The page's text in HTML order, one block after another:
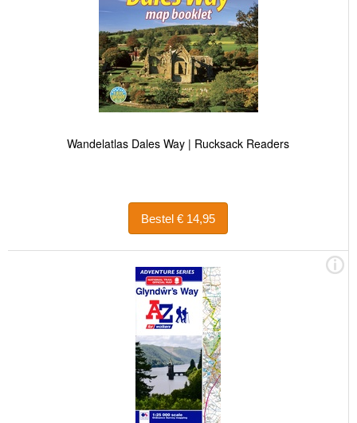
Wandelatlas Dales Way | Rucksack Readers
Bestel € 14,95